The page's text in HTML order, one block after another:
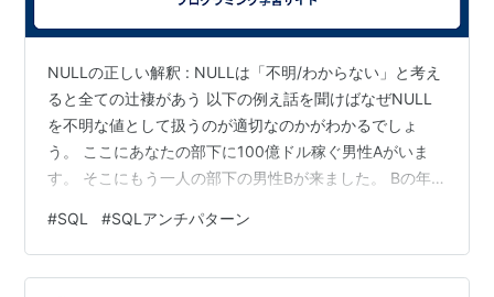
NULLの正しい解釈 : NULLは「不明/わからない」と考え
ると全ての辻褄があう 以下の例え話を聞けばなぜNULL
を不明な値として扱うのが適切なのかがわかるでしょ
う。 ここにあなたの部下に100億ドル稼ぐ男性Aがいま
す。 そこにもう一人の部下の男性Bが来ました。 Bの年
がどちらが金を稼いでいるか」と聞かれたらどう答えれ
ば良いでしょうか。 おそらくあなたは「わからない
(NULL)」と答えるでしょう。 だから、「NULL > 30 =
#SQL #SQLアンチパターン